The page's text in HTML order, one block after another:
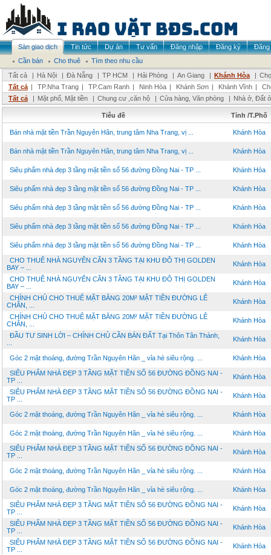
Sàn giao dịch Tin tức Dự án Tư vấn Đăng nhập Đăng ký
Đăng
Cần bán
Cho thuê
Tìm theo nhu cầu
Tất cả
| Hà Nội | Đà Nẵng | TP HCM | Hải Phòng | An Giang | Khánh Hòa |
Tất cả | TP.Nha Trang | TP.Cam Ranh | Ninh Hòa | Khánh Sơn | Khánh Vĩnh |
Tất cả
| Mặt phố, Mặt tiền | Chung cư ,căn hộ | Cửa hàng, Văn phòng | Nhà ở, Đất ở
Tiêu đề Tỉnh /T.Phố
Bán nhà mặt tiền Trần Nguyên Hãn, trung tâm Nha Trang, vị ... Khánh Hòa
Bán nhà mặt tiền Trần Nguyên Hãn, trung tâm Nha Trang, vị ... Khánh Hòa
Siêu phẩm nhà đẹp 3 tầng mặt tiền số 56 đường Đồng Nai - TP ... Khánh Hòa
Siêu phẩm nhà đẹp 3 tầng mặt tiền số 56 đường Đồng Nai - TP ... Khánh Hòa
Siêu phẩm nhà đẹp 3 tầng mặt tiền số 56 đường Đồng Nai - TP ... Khánh Hòa
Siêu phẩm nhà đẹp 3 tầng mặt tiền số 56 đường Đồng Nai - TP ... Khánh Hòa
Siêu phẩm nhà đẹp 3 tầng mặt tiền số 56 đường Đồng Nai - TP ... Khánh Hòa
CHO THUÊ NHÀ NGUYÊN CĂN 3 TẦNG TẠI KHU ĐÔ THỊ GOLDEN
BAY – ...
Khánh Hòa
CHO THUÊ NHÀ NGUYÊN CĂN 3 TẦNG TẠI KHU ĐÔ THỊ GOLDEN
BAY – ...
Khánh Hòa
CHÍNH CHỦ CHO THUÊ MẶT BẰNG 20M² MẶT TIỀN ĐƯỜNG LÊ
CHÂN, ...
Khánh Hòa
CHÍNH CHỦ CHO THUÊ MẶT BẰNG 20M² MẶT TIỀN ĐƯỜNG LÊ
CHÂN, ...
Khánh Hòa
ĐẦU TƯ SINH LỜI – CHÍNH CHỦ CẦN BÁN ĐẤT Tại Thôn Tân Thành,
Khánh Hòa
Góc 2 mặt thoáng, đường Trần Nguyên Hãn _ vỉa hè siêu rộng. ... Khánh Hòa
SIÊU PHẨM NHÀ ĐẸP 3 TẦNG MẶT TIỀN SỐ 56 ĐƯỜNG ĐỒNG NAI -
TP ...
Khánh Hòa
SIÊU PHẨM NHÀ ĐẸP 3 TẦNG MẶT TIỀN SỐ 56 ĐƯỜNG ĐỒNG NAI -
TP ...
Khánh Hòa
Góc 2 mặt thoáng, đường Trần Nguyên Hãn _ vỉa hè siêu rộng. ... Khánh Hòa
Góc 2 mặt thoáng, đường Trần Nguyên Hãn _ vỉa hè siêu rộng. ... Khánh Hòa
SIÊU PHẨM NHÀ ĐẸP 3 TẦNG MẶT TIỀN SỐ 56 ĐƯỜNG ĐỒNG NAI -
TP ...
Khánh Hòa
Góc 2 mặt thoáng, đường Trần Nguyên Hãn _ vỉa hè siêu rộng. ... Khánh Hòa
Góc 2 mặt thoáng, đường Trần Nguyên Hãn _ vỉa hè siêu rộng. ... Khánh Hòa
SIÊU PHẨM NHÀ ĐẸP 3 TẦNG MẶT TIỀN SỐ 56 ĐƯỜNG ĐỒNG NAI -
TP ...
Khánh Hòa
SIÊU PHẨM NHÀ ĐẸP 3 TẦNG MẶT TIỀN SỐ 56 ĐƯỜNG ĐỒNG NAI -
TP ...
Khánh Hòa
SIÊU PHẨM NHÀ ĐẸP 3 TẦNG MẶT TIỀN SỐ 56 ĐƯỜNG ĐỒNG NAI -
TP ...
Khánh Hòa